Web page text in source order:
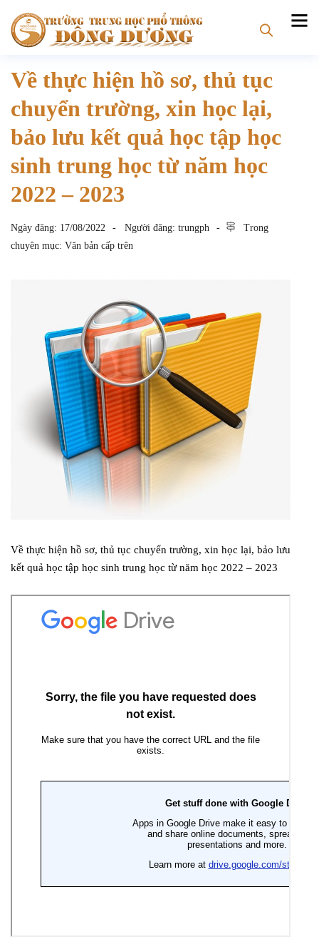
Về thực hiện hồ sơ, thủ tục
chuyển trường, xin học lại,
bảo lưu kết quả học tập học
sinh trung học từ năm học
2022 – 2023
Ngày đăng: 17/08/2022 Người đăng: trungph
Trong
chuyên mục: Văn bản cấp trên
Về thực hiện hồ sơ, thủ tục chuyển trường, xin học lại, bảo lưu
kết quả học tập học sinh trung học từ năm học 2022 – 2023